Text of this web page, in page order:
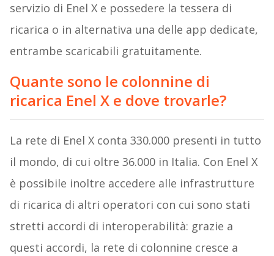
servizio di Enel X e possedere la tessera di
ricarica o in alternativa una delle app dedicate,
entrambe scaricabili gratuitamente.
Quante sono le colonnine di
ricarica Enel X e dove trovarle?
La rete di Enel X conta 330.000 presenti in tutto
il mondo, di cui oltre 36.000 in Italia. Con Enel X
è possibile inoltre accedere alle infrastrutture
di ricarica di altri operatori con cui sono stati
stretti accordi di interoperabilità: grazie a
questi accordi, la rete di colonnine cresce a